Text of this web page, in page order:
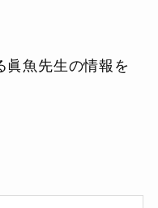
眞魚先生の情報を